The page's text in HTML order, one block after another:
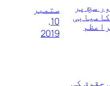
سچ پر
ستمبر
10,
2019
حقوق کی